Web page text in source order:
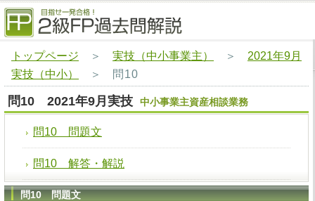
トップページ ＞ 実技（中小事業主） ＞ 2021年9月
実技（中小）
＞ 問10
問10 2021年9月実技 中小事業主資産相談業務
問10 問題文
問10 解答・解説
問10 問題文